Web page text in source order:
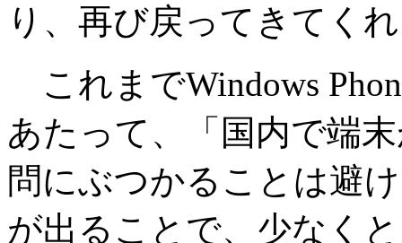
り、再び戻ってきてく
これまでWindows
あたって、「国内で端
問にぶつかることは避
が出ることで、少なく